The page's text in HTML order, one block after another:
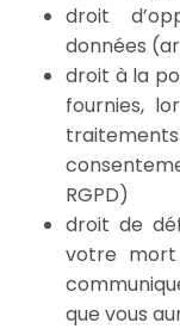
droit
données
droit à la
fournies,
RGPD)
droit de
votre
que vous